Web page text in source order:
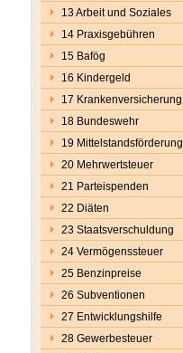
13 Arbeit und Soziales
14 Praxisgebühren
15 Bafög
16 Kindergeld
17 Krankenversicherung
18 Bundeswehr
19 Mittelstandsförderung
20 Mehrwertsteuer
21 Parteispenden
22 Diäten
23 Staatsverschuldung
24 Vermögenssteuer
25 Benzinpreise
26 Subventionen
27 Entwicklungshilfe
28 Gewerbesteuer